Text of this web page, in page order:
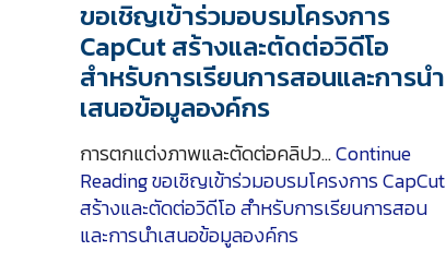
ขอเชิญเข้าร่วมอบรมโครงการ
CapCut สร้างและตัดต่อวิดีโอ
สำหรับการเรียนการสอนและการนำ
เสนอข้อมูลองค์กร
การตกแต่งภาพและตัดต่อคลิปว…Continue
Readingขอเชิญเข้าร่วมอบรมโครงการ CapCut
สร้างและตัดต่อวิดีโอ สำหรับการเรียนการสอน
และการนำเสนอข้อมูลองค์กร